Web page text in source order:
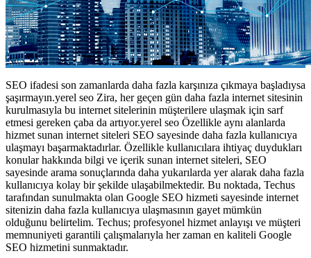
SEO ifadesi son zamanlarda daha fazla karşınıza çıkmaya başladıysa
şaşırmayın.yerel seo Zira, her geçen gün daha fazla internet sitesinin
kurulmasıyla bu internet sitelerinin müşterilere ulaşmak için sarf
etmesi gereken çaba da artıyor.yerel seo Özellikle aynı alanlarda
hizmet sunan internet siteleri SEO sayesinde daha fazla kullanıcıya
ulaşmayı başarmaktadırlar. Özellikle kullanıcılara ihtiyaç duydukları
konular hakkında bilgi ve içerik sunan internet siteleri, SEO
sayesinde arama sonuçlarında daha yukarılarda yer alarak daha fazla
kullanıcıya kolay bir şekilde ulaşabilmektedir. Bu noktada, Techus
tarafından sunulmakta olan Google SEO hizmeti sayesinde internet
sitenizin daha fazla kullanıcıya ulaşmasının gayet mümkün
olduğunu belirtelim. Techus; profesyonel hizmet anlayışı ve müşteri
memnuniyeti garantili çalışmalarıyla her zaman en kaliteli Google
SEO hizmetini sunmaktadır.